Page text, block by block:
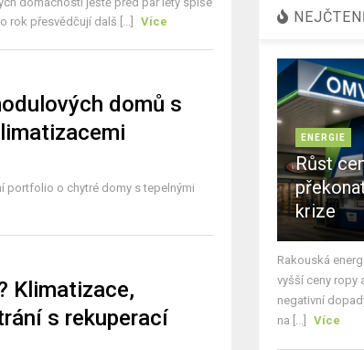
rok přesvědčují dalš [...]
Více
domů s
portfolio o chytré domy s tepelnými
Klimatizace,
s rekuperací
ENERGIE
Růst
krize
Rakouská
vyšší ceny ropy
negativní
na [...]
Více